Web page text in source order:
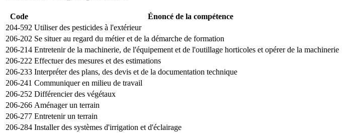
Code Énoncé de la compétence
204-592 Utiliser des pesticides à l'extérieur
206-202 Se situer au regard du métier et de la démarche de formation
206-214 Entretenir de la machinerie, de l'équipement et de l'outillage horticoles et opérer de la machinerie
206-222 Effectuer des mesures et des estimations
206-233 Interpréter des plans, des devis et de la documentation technique
206-241 Communiquer en milieu de travail
206-252 Différencier des végétaux
206-266 Aménager un terrain
206-277 Entretenir un terrain
206-284 Installer des systèmes d'irrigation et d'éclairage